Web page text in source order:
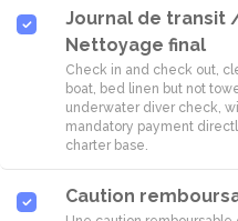
Journal de transit
Nettoyage final
Check in and check out,
boat, bed linen but not
underwater diver check,
mandatory payment
charter base.
Caution